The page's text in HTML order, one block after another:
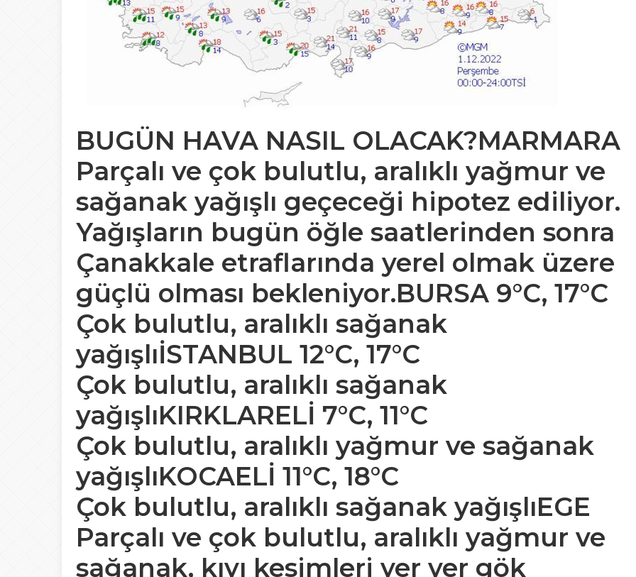
BUGÜN HAVA NASIL OLACAK?MARMARA
Parçalı ve çok bulutlu, aralıklı yağmur ve
sağanak yağışlı geçeceği hipotez ediliyor.
Yağışların bugün öğle saatlerinden sonra
Çanakkale etraflarında yerel olmak üzere
güçlü olması bekleniyor.BURSA 9°C, 17°C
Çok bulutlu, aralıklı sağanak
yağışlıİSTANBUL 12°C, 17°C
Çok bulutlu, aralıklı sağanak
yağışlıKIRKLARELİ 7°C, 11°C
Çok bulutlu, aralıklı yağmur ve sağanak
yağışlıKOCAELİ 11°C, 18°C
Çok bulutlu, aralıklı sağanak yağışlıEGE
Parçalı ve çok bulutlu, aralıklı yağmur ve
sağanak, kıyı kesimleri yer yer gök